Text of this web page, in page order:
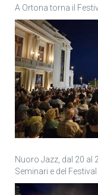
A Ortona torna il
Nuoro Jazz, dal 20 al
Seminari e del